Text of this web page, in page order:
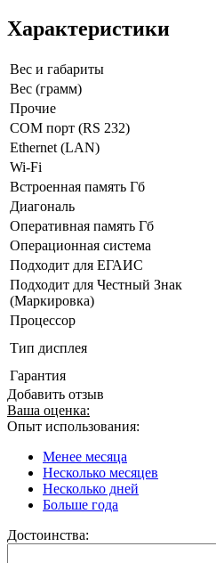
Характеристики
Вес и габариты
Вес (грамм)
Прочие
COM порт (RS 232)
Ethernet (LAN)
Wi-Fi
Встроенная память Гб
Диагональ
Оперативная память Гб
Операционная система
Подходит для ЕГАИС
Подходит для Честный Знак
(Маркировка)
Процессор
Тип дисплея
Гарантия
Добавить отзыв
Ваша оценка:
Опыт использования:
Менее месяца
Несколько месяцев
Несколько дней
Больше года
Достоинства: